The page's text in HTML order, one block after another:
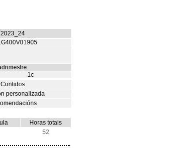
2023_24
1c
Contidos
personalizada
Horas totais
52